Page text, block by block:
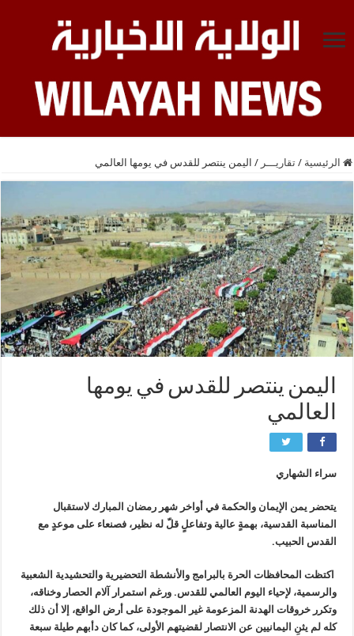
الرئيسية / تقاريـــر / اليمن ينتصر للقدس في يومها العالمي
اليمن ينتصر للقدس في يومها
العالمي
سراء الشهاري
يتحضر يمن الإيمان والحكمة في أواخر شهر رمضان المبارك لاستقبال
المناسبة القدسية، بهمةٍ عالية وتفاعلٍ قلّ له نظير، فصنعاء على موعدٍ مع
القدس الحبيب.
اكتظت المحافظات الحرة بالبرامج والأنشطة التحضيرية والتحشيدية الشعبية
والرسمية، لإحياء اليوم العالمي للقدس. ورغم استمرار آلام الحصار وخناقه،
وتكرر خروقات الهدنة المزعومة غير الموجودة على أرض الواقع، إلا أن ذلك
كله لم يثنِ اليمانيين عن الانتصار لقضيتهم الأولى، كما كان دأبهم طيلة سبعة